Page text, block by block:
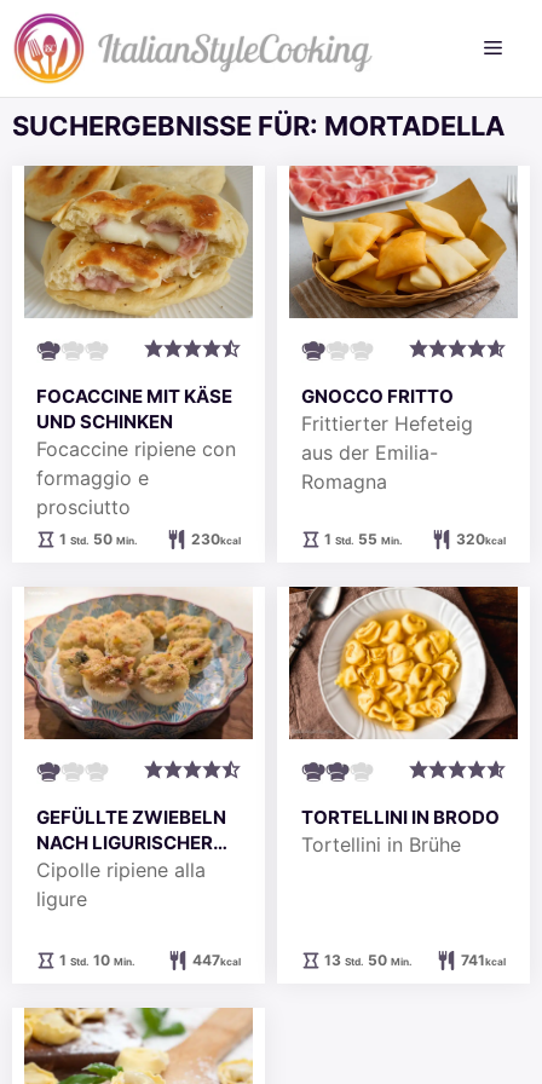
Zum
Inhalt
springen
SUCHERGEBNISSE FÜR: MORTADELLA
FOCACCINE MIT KÄSE
UND SCHINKEN
Focaccine ripiene con
formaggio e
prosciutto
1Stunde
Std. 50Minuten
Min. 230kcal
GNOCCO FRITTO
Frittierter Hefeteig
aus der Emilia-
Romagna
1Stunde
Std. 55Minuten
Min. 320kcal
GEFÜLLTE ZWIEBELN
NACH LIGURISCHER
ART
Cipolle ripiene alla
ligure
1Stunde
Std. 10Minuten
Min. 447kcal
TORTELLINI IN BRODO
Tortellini in Brühe
13Stunden
Std. 50Minuten
Min. 741kcal